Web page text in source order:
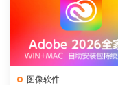
图像软件